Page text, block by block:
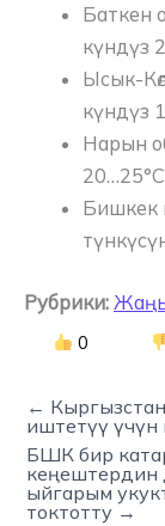
Баткен
күндүз
Ысык-
күндүз
Нарын
Бишкек
Рубрики:
0
←
иштетүү
БШК бир
кеңештердин
ыйгарым
токтотту →